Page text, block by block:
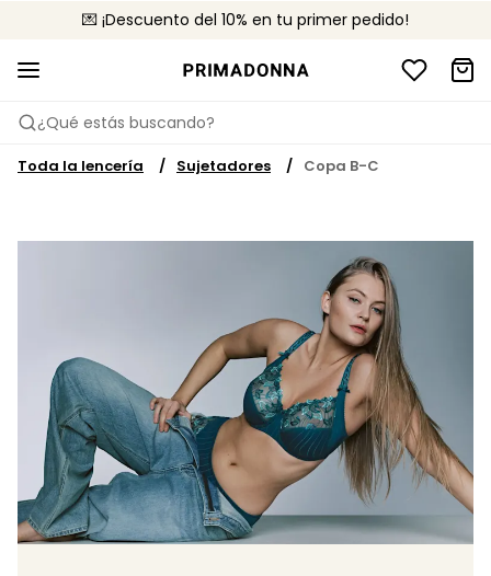
💌 ¡Descuento del 10% en tu primer pedido!
🚚 Envío gratuito a partir de 75 €
📦 Devoluciones gratuitas
¿Qué estás buscando?
Toda la lencería Sujetadores Copa B-C